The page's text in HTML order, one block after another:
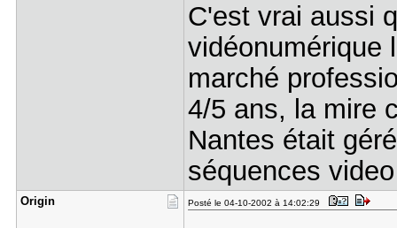
C'est vrai aussi
vidéonumérique
marché
4/5 ans, la mire
Nantes était
séquences
Origin Posté le 04-10-2002 à 14:02:29